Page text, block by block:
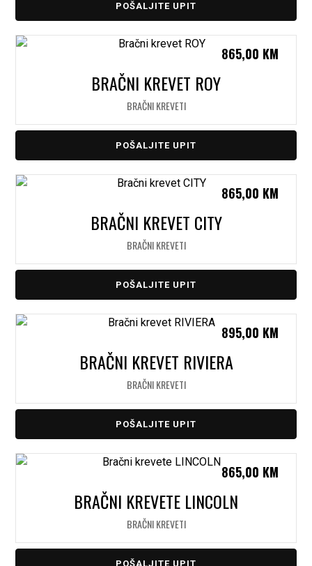
POŠALJITE UPIT
BRAČNI KREVET ROY
BRAČNI KREVETI
865,00 KM
POŠALJITE UPIT
BRAČNI KREVET CITY
BRAČNI KREVETI
865,00 KM
POŠALJITE UPIT
BRAČNI KREVET RIVIERA
BRAČNI KREVETI
895,00 KM
POŠALJITE UPIT
BRAČNI KREVETE LINCOLN
BRAČNI KREVETI
865,00 KM
POŠALJITE UPIT